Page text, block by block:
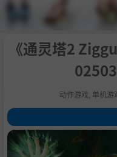
《通灵塔2
动作游戏 单机游
1.关于这款游戏
2.邪恶潜伏在暗处